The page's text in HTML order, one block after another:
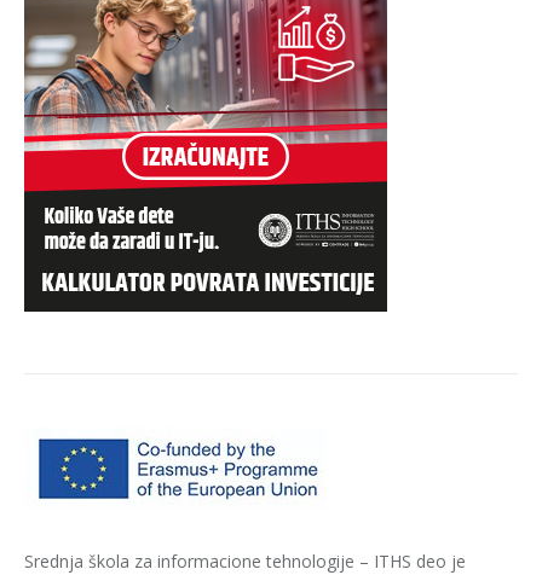
Srednja škola za informacione tehnologije – ITHS deo je